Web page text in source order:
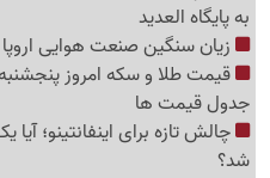
به پایگاه العدید
زیان سنگین صنعت هوایی
جدول قیمت ها
چالش تازه برای اینفانتینو؛
شد؟